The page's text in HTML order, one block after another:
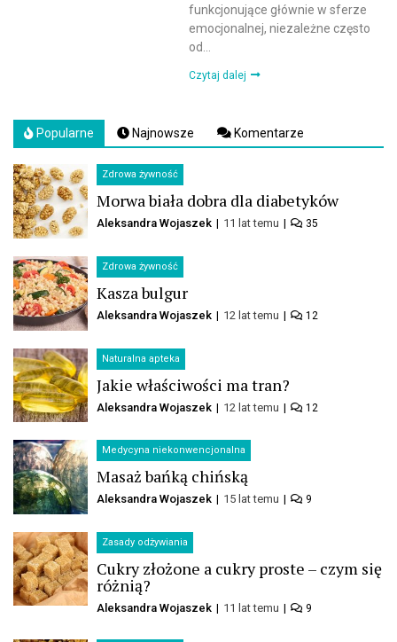
funkcjonujące głównie w sferze
emocjonalnej, niezależne często
od...
Czytaj dalej
Popularne Najnowsze Komentarze
Zdrowa żywność
Morwa biała dobra dla diabetyków
Aleksandra Wojaszek 11 lat temu 35
Zdrowa żywność
Kasza bulgur
Aleksandra Wojaszek 12 lat temu 12
Naturalna apteka
Jakie właściwości ma tran?
Aleksandra Wojaszek 12 lat temu 12
Medycyna niekonwencjonalna
Masaż bańką chińską
Aleksandra Wojaszek 15 lat temu 9
Zasady odżywiania
Cukry złożone a cukry proste – czym się
różnią?
Aleksandra Wojaszek 11 lat temu 9